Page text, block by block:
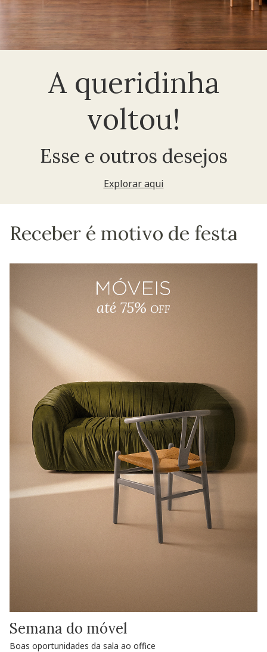
A queridinha
voltou!
Esse e outros desejos
Explorar aqui
Receber é motivo de festa
Semana do móvel
Boas oportunidades da sala ao office